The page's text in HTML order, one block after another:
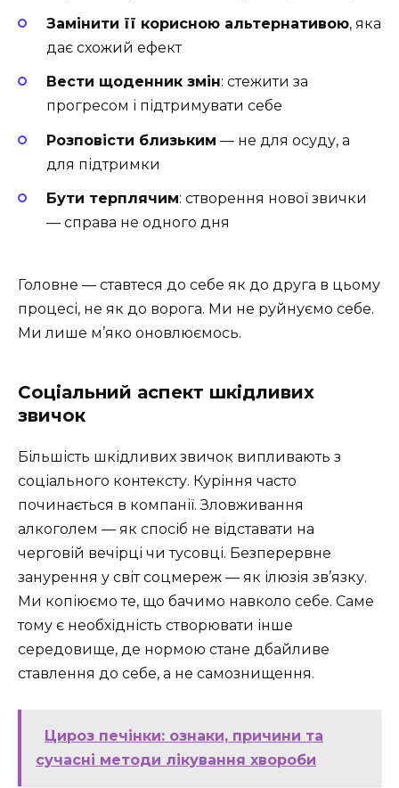
Замінити її корисною альтернативою, яка
дає схожий ефект
Вести щоденник змін: стежити за
прогресом і підтримувати себе
Розповісти близьким — не для осуду, а
для підтримки
Бути терплячим: створення нової звички
— справа не одного дня
Головне — ставтеся до себе як до друга в цьому
процесі, не як до ворога. Ми не руйнуємо себе.
Ми лише м’яко оновлюємось.
Соціальний аспект шкідливих
звичок
Більшість шкідливих звичок випливають з
соціального контексту. Куріння часто
починається в компанії. Зловживання
алкоголем — як спосіб не відставати на
черговій вечірці чи тусовці. Безперервне
занурення у світ соцмереж — як ілюзія зв’язку.
Ми копіюємо те, що бачимо навколо себе. Саме
тому є необхідність створювати інше
середовище, де нормою стане дбайливе
ставлення до себе, а не самознищення.
Цироз печінки: ознаки, причини та
сучасні методи лікування хвороби